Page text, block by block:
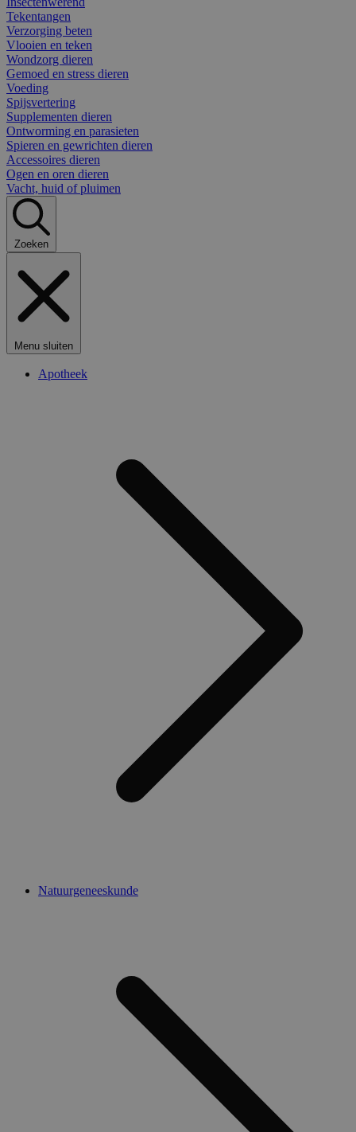
Tekentangen
Verzorging beten
Vlooien en teken
Wondzorg dieren
Gemoed en stress dieren
Voeding
Spijsvertering
Supplementen dieren
Ontworming en parasieten
Spieren en gewrichten dieren
Accessoires dieren
Ogen en oren dieren
Vacht, huid of pluimen
Zoeken
Menu sluiten
Apotheek
Natuurgeneeskunde